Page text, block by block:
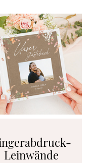
Leinwände